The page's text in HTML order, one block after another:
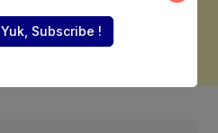
Yuk, Subscribe !